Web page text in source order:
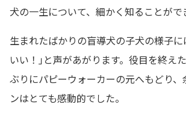
犬の一生について、細かく知ることがで
生まれたばかりの盲導犬の子犬の様子
いい！｣と声があがります。役目を終え
ぶりにパピーウォーカーの元へもどり、
ンはとても感動的でした。